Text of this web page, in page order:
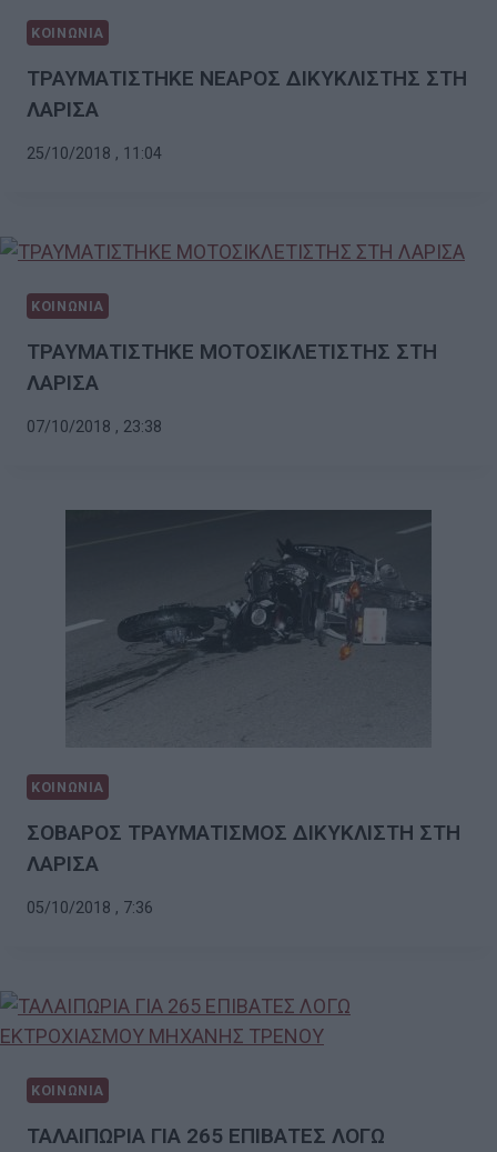
ΚΟΙΝΩΝΙΑ
ΤΡΑΥΜΑΤΙΣΤΗΚΕ ΝΕΑΡΟΣ ΔΙΚΥΚΛΙΣΤΗΣ ΣΤΗ
ΛΑΡΙΣΑ
25/10/2018 , 11:04
ΚΟΙΝΩΝΙΑ
ΤΡΑΥΜΑΤΙΣΤΗΚΕ ΜΟΤΟΣΙΚΛΕΤΙΣΤΗΣ ΣΤΗ
ΛΑΡΙΣΑ
07/10/2018 , 23:38
ΚΟΙΝΩΝΙΑ
ΣΟΒΑΡΟΣ ΤΡΑΥΜΑΤΙΣΜΟΣ ΔΙΚΥΚΛΙΣΤΗ ΣΤΗ
ΛΑΡΙΣΑ
05/10/2018 , 7:36
ΚΟΙΝΩΝΙΑ
ΤΑΛΑΙΠΩΡΙΑ ΓΙΑ 265 ΕΠΙΒΑΤΕΣ ΛΟΓΩ